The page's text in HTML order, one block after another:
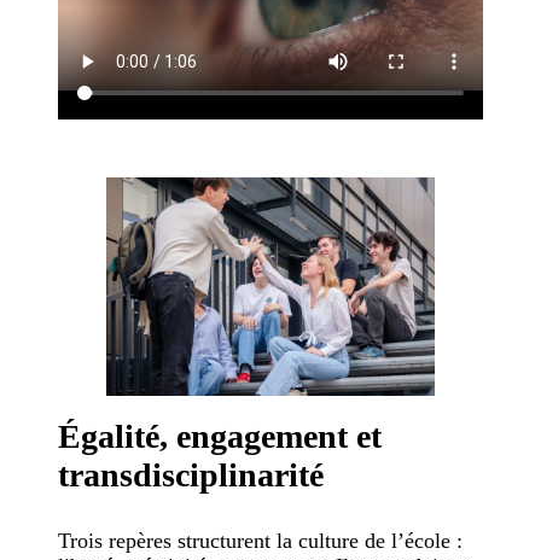
Égalité, engagement et
transdisciplinarité
Trois repères structurent la culture de l’école :